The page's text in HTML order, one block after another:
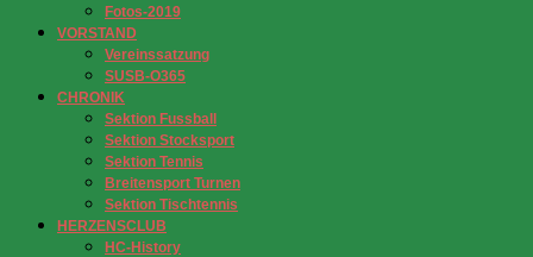
Fotos-2019
VORSTAND
Vereinssatzung
SUSB-O365
CHRONIK
Sektion Fussball
Sektion Stocksport
Sektion Tennis
Breitensport Turnen
Sektion Tischtennis
HERZENSCLUB
HC-History